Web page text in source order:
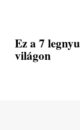
Ez a 7
világon